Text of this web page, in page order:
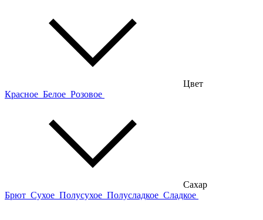
Цвет
Красное Белое Розовое
Сахар
Брют Сухое Полусухое Полусладкое Сладкое